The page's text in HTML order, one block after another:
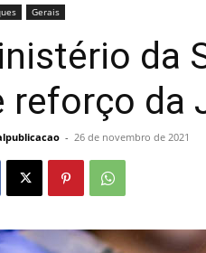
Gerais
da
reforço da
- 26 de novembro de 2021